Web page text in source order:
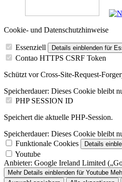
Cookie- und Datenschutzhinweise
Essenziell Details einblenden für
Contao HTTPS CSRF Token
Schützt vor Cross-Site-Request-
Speicherdauer: Dieses Cookie bleibt
PHP SESSION ID
Speichert die aktuelle PHP-Session.
Speicherdauer: Dieses Cookie bleibt
Funktionale Cookies
Details
Youtube
Anbieter: Google Ireland Limited
Mehr Details einblenden für Youtube